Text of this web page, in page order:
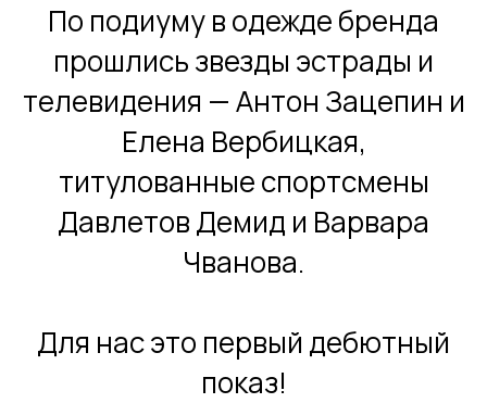
По подиуму в одежде бренда
прошлись звезды эстрады и
телевидения — Антон Зацепин и
Елена Вербицкая,
титулованные спортсмены
Давлетов Демид и Варвара
Чванова.
Для нас это первый дебютный
показ!